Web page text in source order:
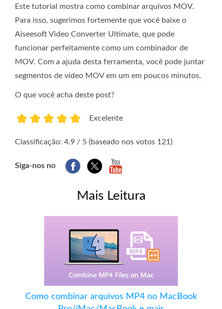
Este tutorial mostra como combinar arquivos MOV.
Para isso, sugerimos fortemente que você baixe o
Aiseesoft Video Converter Ultimate, que pode
funcionar perfeitamente como um combinador de
MOV. Com a ajuda desta ferramenta, você pode juntar
segmentos de vídeo MOV em um em poucos minutos.
O que você acha deste post?
Excelente
Classificação: 4.9 / 5 (baseado nos votos 121)
Siga-nos no
Mais Leitura
Como combinar arquivos MP4 no MacBook